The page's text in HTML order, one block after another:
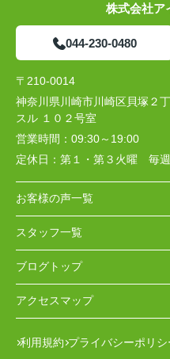
株式会社ア
044-230-0480
〒210-0014
神奈川県川崎市川崎区貝塚２
スル １０２号室
営業時間： 09:30～19:00
定休日： 第１・第３火曜 毎
お客様の声一覧
スタッフ一覧
ブログトップ
アクセスマップ
利用規約 プライバシーポリシ